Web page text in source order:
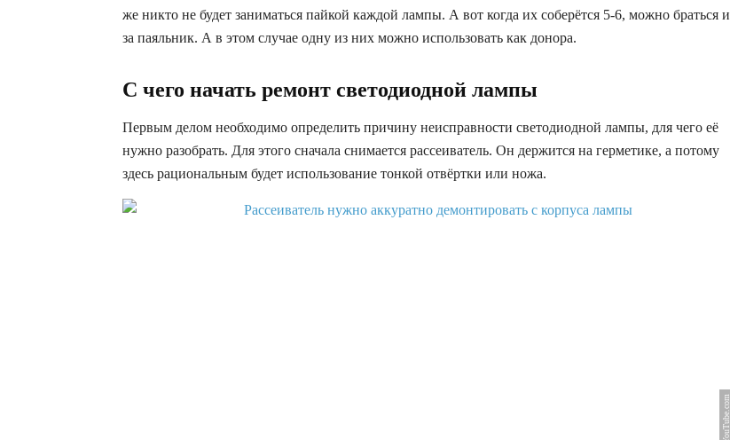
же никто не будет заниматься пайкой каждой лампы. А вот когда их соберётся 5-6, можно браться и
за паяльник. А в этом случае одну из них можно использовать как донора.
С чего начать ремонт светодиодной лампы
Первым делом необходимо определить причину неисправности светодиодной лампы, для чего её
нужно разобрать. Для этого сначала снимается рассеиватель. Он держится на герметике, а потому
здесь рациональным будет использование тонкой отвёртки или ножа.